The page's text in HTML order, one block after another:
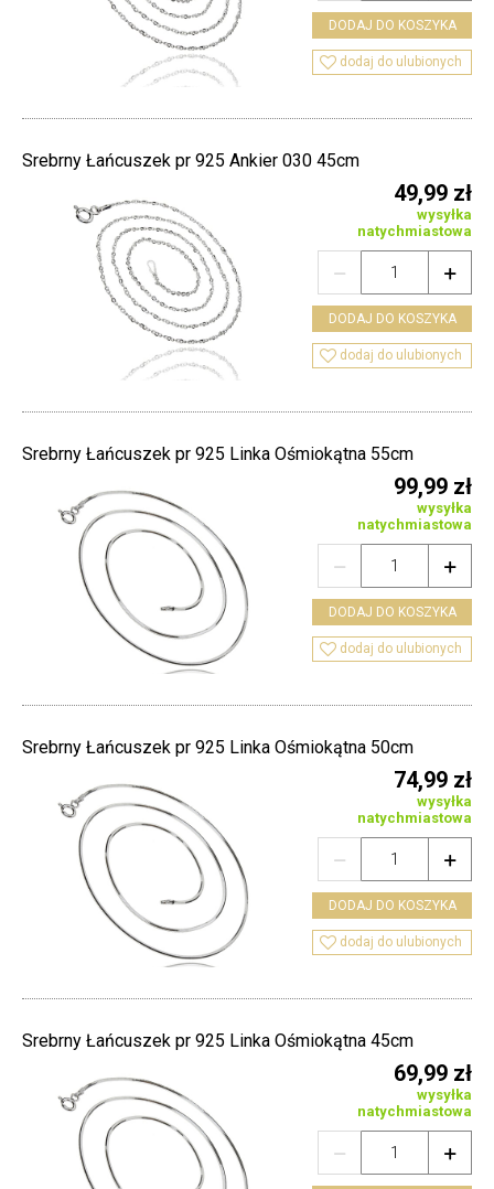
DODAJ DO KOSZYKA
 dodaj do ulubionych
Srebrny Łańcuszek pr 925 Ankier 030 45cm
49,99 zł
wysyłka
natychmiastowa


DODAJ DO KOSZYKA
 dodaj do ulubionych
Srebrny Łańcuszek pr 925 Linka Ośmiokątna 55cm
99,99 zł
wysyłka
natychmiastowa


DODAJ DO KOSZYKA
 dodaj do ulubionych
Srebrny Łańcuszek pr 925 Linka Ośmiokątna 50cm
74,99 zł
wysyłka
natychmiastowa


DODAJ DO KOSZYKA
 dodaj do ulubionych
Srebrny Łańcuszek pr 925 Linka Ośmiokątna 45cm
69,99 zł
wysyłka
natychmiastowa

